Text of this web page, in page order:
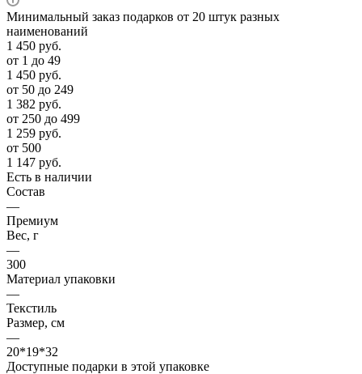
Минимальный заказ подарков от 20 штук разных
наименований
1 450 руб.
от 1 до 49
1 450 руб.
от 50 до 249
1 382 руб.
от 250 до 499
1 259 руб.
от 500
1 147 руб.
Есть в наличии
Состав
—
Премиум
Вес, г
—
300
Материал упаковки
—
Текстиль
Размер, см
—
20*19*32
Доступные подарки в этой упаковке